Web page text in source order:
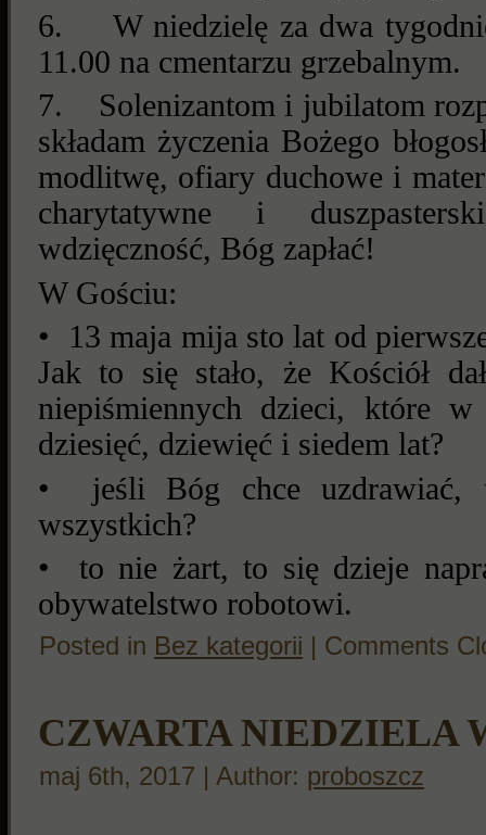
6.
W niedzielę za dwa
11.00 na cmentarzu grzebalnym.
7.
Solenizantom i jubilatom
składam życzenia Bożego
modlitwę, ofiary duchowe i
charytatywne i
wdzięczność, Bóg zapłać!
W Gościu:
• 13 maja mija sto lat od
Jak to się stało, że Kościół
niepiśmiennych dzieci, które
dziesięć, dziewięć i siedem lat?
• jeśli Bóg chce uzdrawiać,
wszystkich?
• to nie żart, to się dzieje
obywatelstwo robotowi.
Posted in Bez kategorii | Comments
CZWARTA NIEDZIELA
maj 6th, 2017 | Author: proboszcz